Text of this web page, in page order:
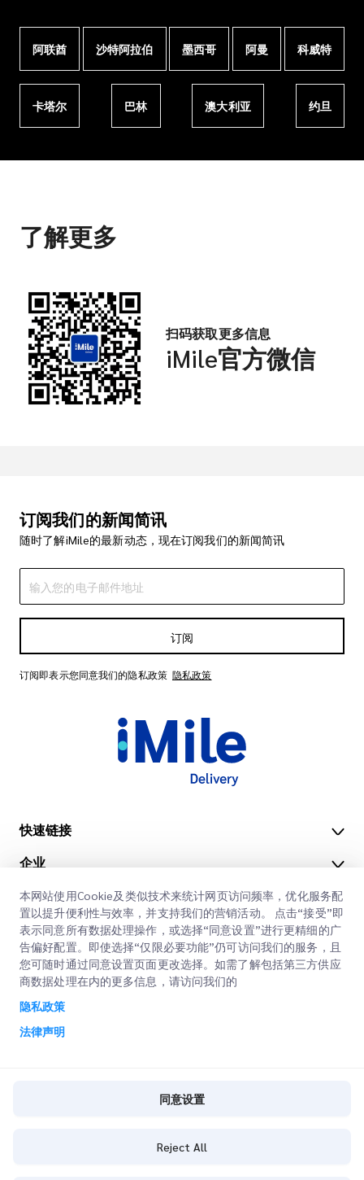
阿联酋 沙特阿拉伯 墨西哥 阿曼 科威特
卡塔尔 巴林 澳大利亚 约旦
了解更多
扫码获取更多信息
iMile官方微信
订阅我们的新闻简讯
随时了解iMile的最新动态，现在订阅我们的新闻简讯
订阅
订阅即表示您同意我们的隐私政策 隐私政策
快速链接
办公地点
获取报价
客户登录
注册
查询订单
企业
关于我们
职业
博客
ESG
CSP
我们的服务
快速清关
同意设置
本网站使用Cookie及类似技术来统计网页访问频率，优化服务配
置以提升便利性与效率，并支持我们的营销活动。 点击“接受”即
表示同意所有数据处理操作，或选择“同意设置”进行更精细的广
告偏好配置。即使选择“仅限必要功能”仍可访问我们的服务，且
您可随时通过同意设置页面更改选择。如需了解包括第三方供应
商数据处理在内的更多信息，请访问我们的
隐私政策
法律声明
同意设置
Reject All